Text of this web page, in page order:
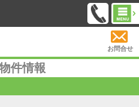
お問合せ
件情報